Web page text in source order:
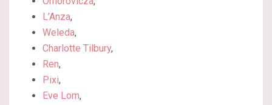
L’Anza,
Weleda,
Charlotte Tilbury,
Ren,
Pixi,
Eve Lom,